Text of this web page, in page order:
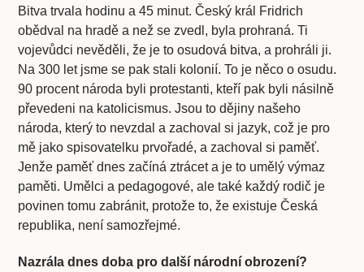
Bitva trvala hodinu a 45 minut. Český král Fridrich
obědval na hradě a než se zvedl, byla prohraná. Ti
vojevůdci nevěděli, že je to osudová bitva, a prohráli ji.
Na 300 let jsme se pak stali kolonií. To je něco o osudu.
90 procent národa byli protestanti, kteří pak byli násilně
převedeni na katolicismus. Jsou to dějiny našeho
národa, který to nevzdal a zachoval si jazyk, což je pro
mě jako spisovatelku prvořadé, a zachoval si paměť.
Jenže paměť dnes začíná ztrácet a je to umělý výmaz
paměti. Umělci a pedagogové, ale také každý rodič je
povinen tomu zabránit, protože to, že existuje Česká
republika, není samozřejmé.
Nazrála dnes doba pro další národní obrození?